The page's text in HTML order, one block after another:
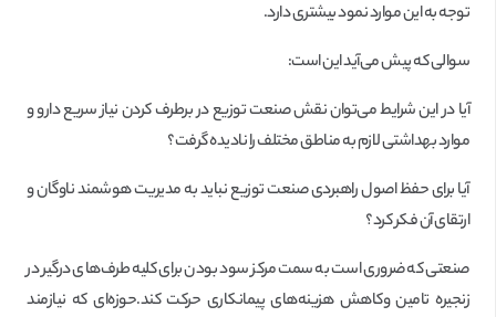
توجه به این موارد نمود بیشتری دارد.
سوالی که پیش می‌آید این است:
آیا در این شرایط می‌توان نقش صنعت توزیع در برطرف کردن نیاز سریع دارو و
موارد بهداشتی لازم به مناطق مختلف را نادیده گرفت؟
آیا برای حفظ اصول راهبردی صنعت توزیع نباید به مدیریت هوشمند ناوگان و
ارتقای آن فکر کرد؟
صنعتی که ضروری است به سمت مرکز سود بودن برای کلیه طرف‌های درگیر در
زنجیره تامین وکاهش هزینه‌های پیمانکاری حرکت کند.حوزه‌ای که نیازمند